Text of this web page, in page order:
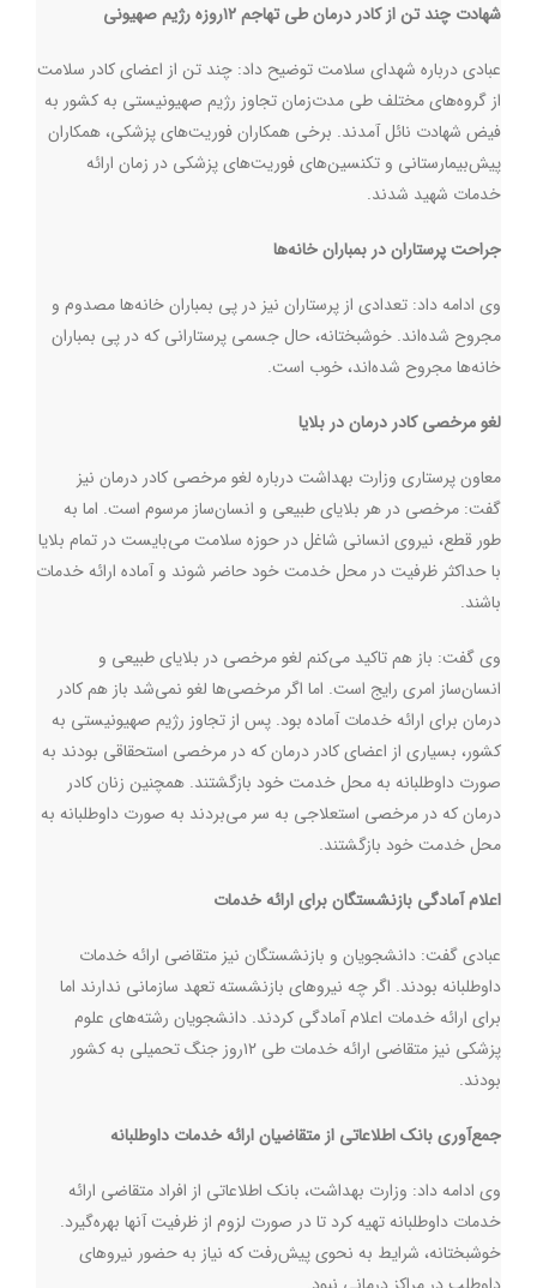
شهادت چند تن از کادر درمان طی تهاجم ۱۲روزه رژیم صهیونی
عبادی درباره شهدای سلامت توضیح داد: چند تن از اعضای کادر سلامت
از گروه‌های مختلف طی مدت‌زمان تجاوز رژیم صهیونیستی به کشور به
فیض شهادت نائل آمدند. برخی همکاران فوریت‌های پزشکی، همکاران
پیش‌بیمارستانی و تکنسین‌های فوریت‌های پزشکی در زمان ارائه
خدمات شهید شدند.
جراحت پرستاران در بمباران خانه‌ها
وی ادامه داد: تعدادی از پرستاران نیز در پی بمباران خانه‌ها مصدوم و
مجروح شده‌اند. خوشبختانه، حال جسمی پرستارانی که در پی بمباران
خانه‌ها مجروح شده‌اند، خوب است.
لغو مرخصی کادر درمان در بلایا
معاون پرستاری وزارت بهداشت درباره لغو مرخصی کادر درمان نیز
گفت: مرخصی در هر بلایای طبیعی و انسان‌ساز مرسوم است. اما به
طور قطع، نیروی انسانی شاغل در حوزه سلامت می‌بایست در تمام بلایا
با حداکثر ظرفیت در محل خدمت خود حاضر شوند و آماده ارائه خدمات
باشند.
وی گفت: باز هم تاکید می‌کنم لغو مرخصی در بلایای طبیعی و
انسان‌ساز امری رایج است. اما اگر مرخصی‌ها لغو نمی‌شد باز هم کادر
درمان برای ارائه خدمات آماده بود. پس از تجاوز رژیم صهیونیستی به
کشور، بسیاری از اعضای کادر درمان که در مرخصی استحقاقی بودند به
صورت داوطلبانه به محل خدمت خود بازگشتند. همچنین زنان کادر
درمان که در مرخصی استعلاجی به سر می‌بردند به صورت داوطلبانه به
محل خدمت خود بازگشتند.
اعلام آمادگی بازنشستگان برای ارائه خدمات
عبادی گفت: دانشجویان و بازنشستگان نیز متقاضی ارائه خدمات
داوطلبانه بودند. اگر چه نیروهای بازنشسته تعهد سازمانی ندارند اما
برای ارائه خدمات اعلام آمادگی کردند. دانشجویان رشته‌های علوم
پزشکی نیز متقاضی ارائه خدمات طی ۱۲روز جنگ تحمیلی به کشور
بودند.
جمع‌آوری بانک اطلاعاتی از متقاضیان ارائه خدمات داوطلبانه
وی ادامه داد: وزارت بهداشت، بانک اطلاعاتی از افراد متقاضی ارائه
خدمات داوطلبانه تهیه کرد تا در صورت لزوم از ظرفیت آنها بهره‌گیرد.
خوشبختانه، شرایط به نحوی پیش‌رفت که نیاز به حضور نیروهای